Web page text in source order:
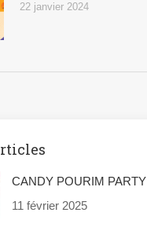
22 janvier 2024
CANDY POURIM PARTY
11 février 2025